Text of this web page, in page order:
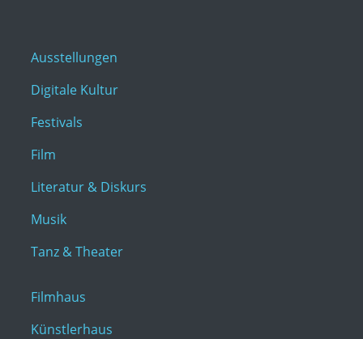
Ausstellungen
Digitale Kultur
Festivals
Film
Literatur & Diskurs
Musik
Tanz & Theater
Filmhaus
Künstlerhaus